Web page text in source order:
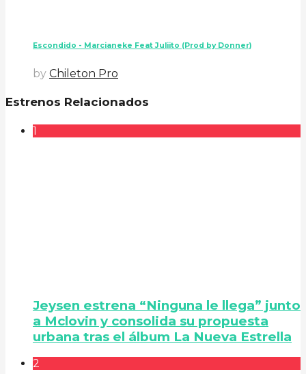
Escondido - Marcianeke Feat Juliito (Prod by Donner)
by Chileton Pro
Estrenos Relacionados
1
Jeysen estrena “Ninguna le llega” junto
a Mclovin y consolida su propuesta
urbana tras el álbum La Nueva Estrella
2